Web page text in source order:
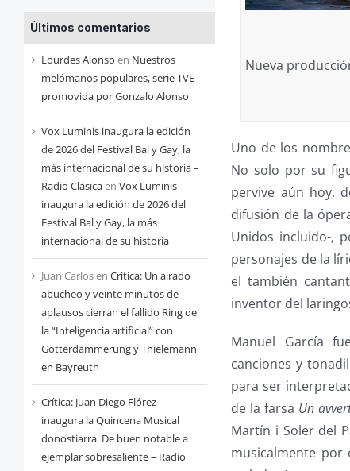
entradas
de
cada
mes
Últimos comentarios
Lourdes Alonso en Nuestros
melómanos populares, serie TVE
promovida por Gonzalo Alonso
Vox Luminis inaugura la edición
de 2026 del Festival Bal y Gay, la
más internacional de su historia –
Radio Clásicaen Vox Luminis
inaugura la edición de 2026 del
Festival Bal y Gay, la más
internacional de su historia
Juan Carlosen Critica: Un airado
abucheo y veinte minutos de
aplausos cierran el fallido Ring de
la “Inteligencia artificial” con
Götterdämmerung y Thielemann
en Bayreuth
Crítica: Juan Diego Flórez
inaugura la Quincena Musical
donostiarra. De buen notable a
ejemplar sobresaliente – Radio
Nueva
Uno de los
No solo por su
pervive aún hoy,
difusión de la
Unidos incluido-,
personajes de la
el también
inventor del
Manuel García
canciones y
para ser
de la farsa Un
Martín i Soler del
musicalmente por